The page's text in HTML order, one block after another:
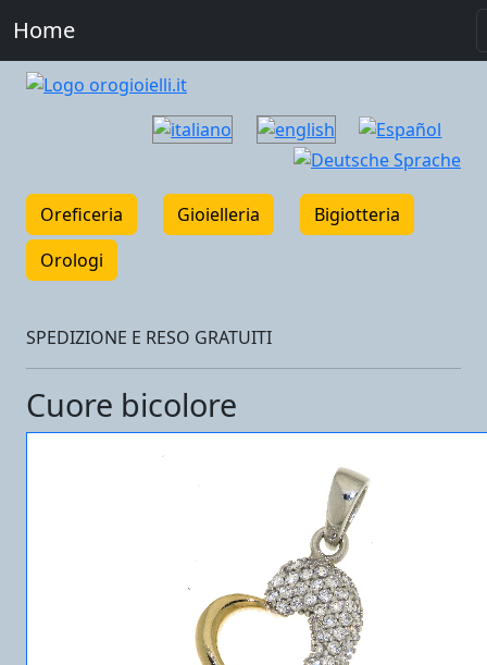
Home
Oreficeria Gioielleria
Bigiotteria
Orologi
SPEDIZIONE E RESO GRATUITI
Cuore bicolore